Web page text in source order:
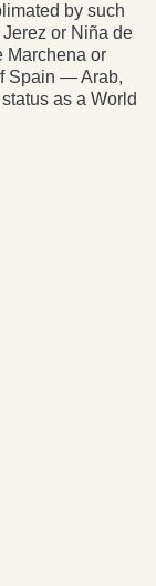
by such
or Niña de
Marchena or
Spain — Arab,
as a World